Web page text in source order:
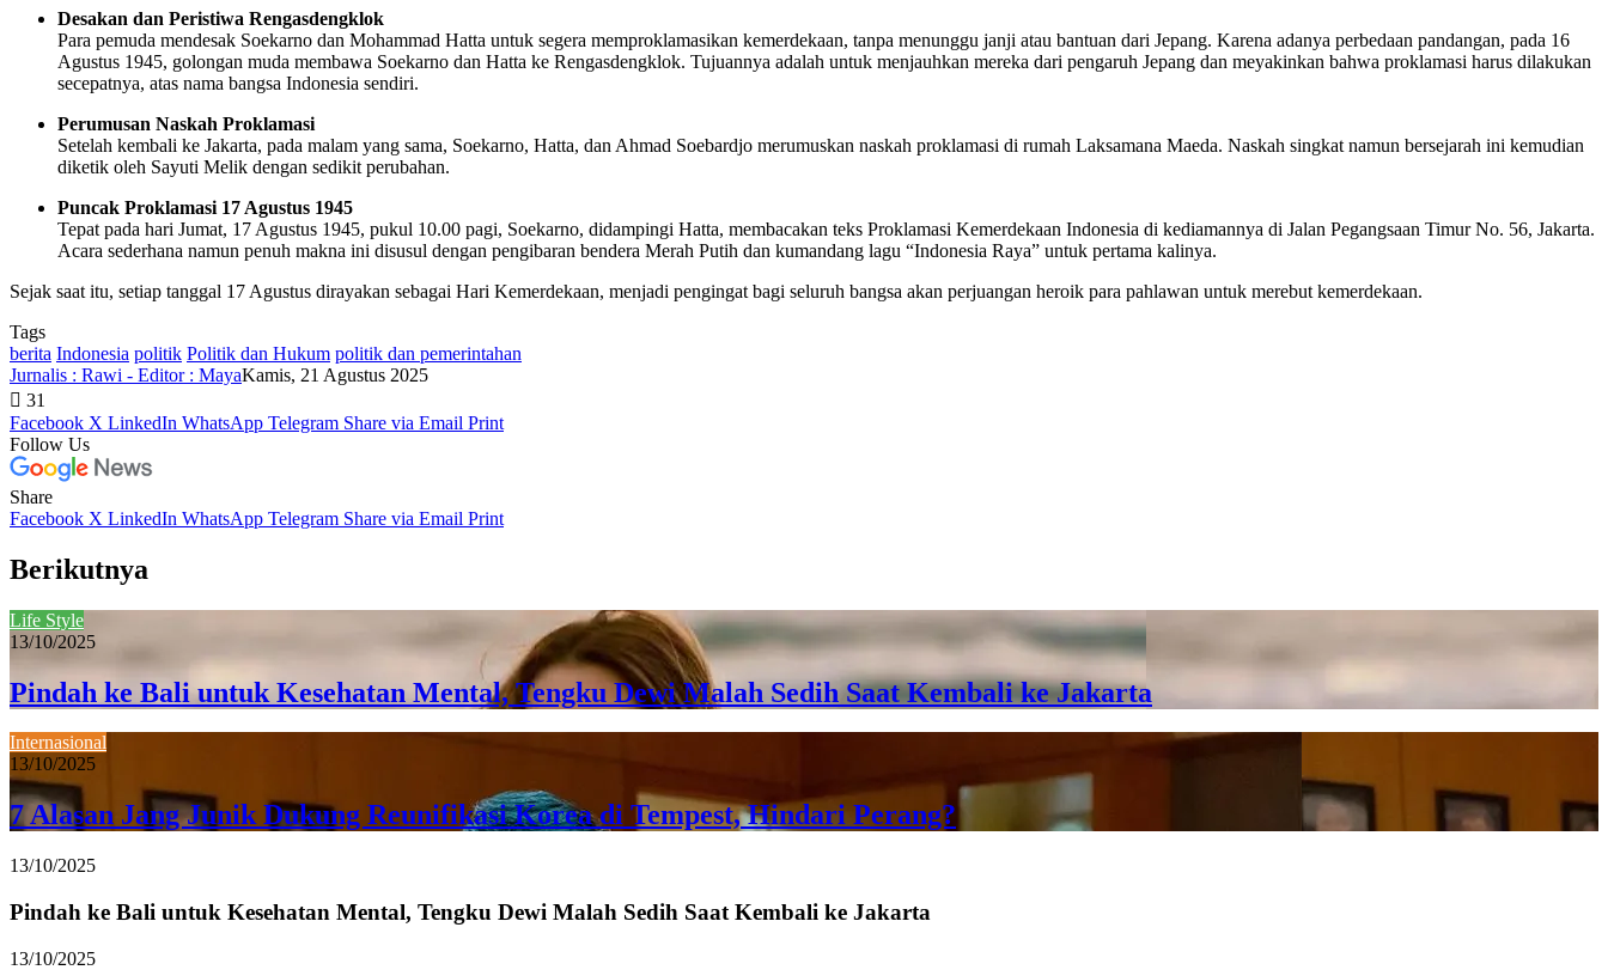
Desakan dan Peristiwa Rengasdengklok
Para pemuda mendesak Soekarno dan Mohammad Hatta untuk segera memproklamasikan kemerdekaan, tanpa menunggu janji atau bantuan dari Jepang. Karena adanya perbedaan pandangan, pada 16
Agustus 1945, golongan muda membawa Soekarno dan Hatta ke Rengasdengklok. Tujuannya adalah untuk menjauhkan mereka dari pengaruh Jepang dan meyakinkan bahwa proklamasi harus dilakukan
secepatnya, atas nama bangsa Indonesia sendiri.
Perumusan Naskah Proklamasi
Setelah kembali ke Jakarta, pada malam yang sama, Soekarno, Hatta, dan Ahmad Soebardjo merumuskan naskah proklamasi di rumah Laksamana Maeda. Naskah singkat namun bersejarah ini kemudian
diketik oleh Sayuti Melik dengan sedikit perubahan.
Puncak Proklamasi 17 Agustus 1945
Tepat pada hari Jumat, 17 Agustus 1945, pukul 10.00 pagi, Soekarno, didampingi Hatta, membacakan teks Proklamasi Kemerdekaan Indonesia di kediamannya di Jalan Pegangsaan Timur No. 56, Jakarta.
Acara sederhana namun penuh makna ini disusul dengan pengibaran bendera Merah Putih dan kumandang lagu “Indonesia Raya” untuk pertama kalinya.
Sejak saat itu, setiap tanggal 17 Agustus dirayakan sebagai Hari Kemerdekaan, menjadi pengingat bagi seluruh bangsa akan perjuangan heroik para pahlawan untuk merebut kemerdekaan.
Tags
berita Indonesia politik Politik dan Hukum politik dan pemerintahan
Jurnalis : Rawi - Editor : MayaKamis, 21 Agustus 2025
31
Facebook X LinkedIn WhatsApp Telegram Share via Email Print
Follow Us
Share
Facebook X LinkedIn WhatsApp Telegram Share via Email Print
Berikutnya
Life Style
13/10/2025
Pindah ke Bali untuk Kesehatan Mental, Tengku Dewi Malah Sedih Saat Kembali ke Jakarta
Internasional
13/10/2025
7 Alasan Jang Junik Dukung Reunifikasi Korea di Tempest, Hindari Perang?
13/10/2025
Pindah ke Bali untuk Kesehatan Mental, Tengku Dewi Malah Sedih Saat Kembali ke Jakarta
13/10/2025